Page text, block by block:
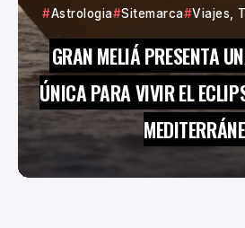
Astrologia Sitemarca Viajes,
GRAN MELIÁ PRESENTA
ÚNICA PARA VIVIR EL